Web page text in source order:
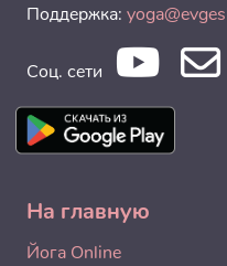
Поддержка:
Соц. сети
На главную
Йога Online